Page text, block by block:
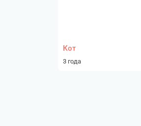
Кот
3 года